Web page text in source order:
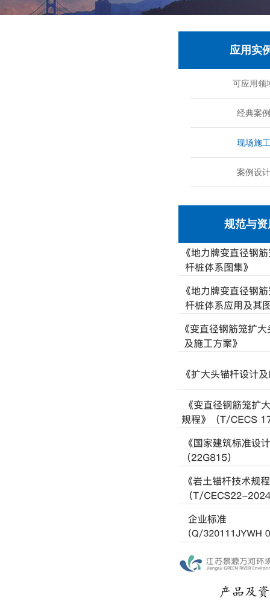
应用实
可应用领
经典案例
现场施工
案例设计
规范与资